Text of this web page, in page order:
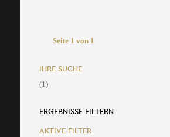
Seite 1 von 1
IHRE SUCHE
(1)
ERGEBNISSE FILTERN
AKTIVE FILTER